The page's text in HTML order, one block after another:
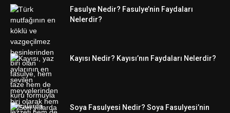
Fasulye Nedir? Fasulye’nin Faydaları
Nelerdir?
Kayısı Nedir? Kayısı’nın Faydaları Nelerdir?
Soya Fasulyesi Nedir? Soya Fasulyesi’nin